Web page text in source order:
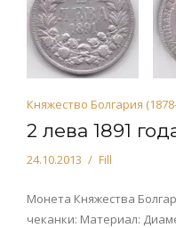
Княжество Болгария
2 лева 1891
24.10.2013 Fill
Монета Княжества
чеканки: Материал: